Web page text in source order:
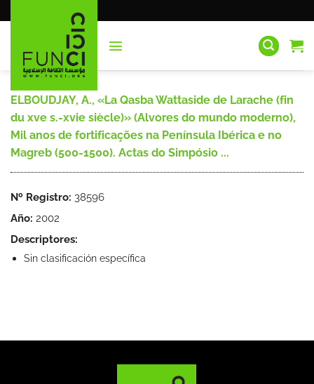
al
ELBOUDJAY, A., «La Qasba Wattaside de Larache (fin
du xve s.-xvie siècle)» (Alvores do mundo moderno),
Mil anos de fortificações na Península Ibérica e no
Magreb (500-1500). Actas do Simpósio ...
Nº Registro: 38596
Año: 2002
Descriptores:
Sin clasificación específica